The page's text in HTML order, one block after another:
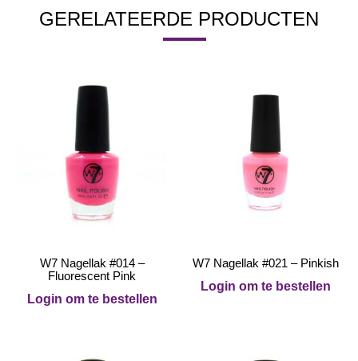
GERELATEERDE PRODUCTEN
W7 Nagellak #014 –
Fluorescent Pink
Login om te bestellen
W7 Nagellak #021 – Pinkish
Login om te bestellen